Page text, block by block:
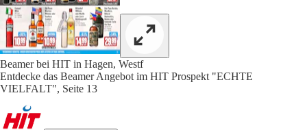
Beamer bei HIT in Hagen, Westf
Entdecke das Beamer Angebot im HIT Prospekt "ECHTE
VIELFALT", Seite 13